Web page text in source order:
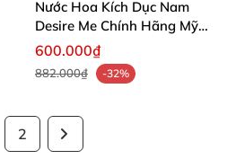
Nước Hoa Kích Dục Nam
Desire Me Chính Hãng Mỹ
Tăng Khoái Cảm
600.000₫
882.000₫ -32%
2